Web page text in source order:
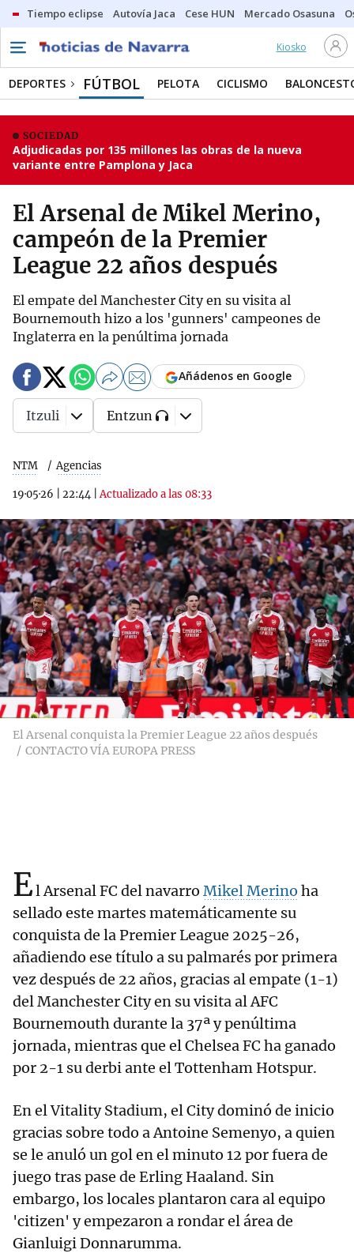
Tiempo eclipse Autovía Jaca Cese HUN Mercado Osasuna
Kiosko
DEPORTES FÚTBOL PELOTA CICLISMO
SOCIEDAD
Adjudicadas por 135 millones las obras de la nueva
variante entre Pamplona y Jaca
El Arsenal de Mikel Merino,
campeón de la Premier
League 22 años después
El empate del Manchester City en su visita al
Bournemouth hizo a los 'gunners' campeones de
Inglaterra en la penúltima jornada
NTM Agencias
19·05·26 22:44 |Actualizado a las 08:33
Añádenos en Google
Itzuli Entzun
El Arsenal conquista la Premier League 22 años después
CONTACTO VÍA EUROPA PRESS
El Arsenal FC del navarro Mikel Merino ha
sellado este martes matemáticamente su
conquista de la Premier League 2025-26,
añadiendo ese título a su palmarés por primera
vez después de 22 años, gracias al empate (1-1)
del Manchester City en su visita al AFC
Bournemouth durante la 37ª y penúltima
jornada, mientras que el Chelsea FC ha ganado
por 2-1 su derbi ante el Tottenham Hotspur.
En el Vitality Stadium, el City dominó de inicio
gracias sobre todo a Antoine Semenyo, a quien
se le anuló un gol en el minuto 12 por fuera de
juego tras pase de Erling Haaland. Sin
embargo, los locales plantaron cara al equipo
'citizen' y empezaron a rondar el área de
Gianluigi Donnarumma.